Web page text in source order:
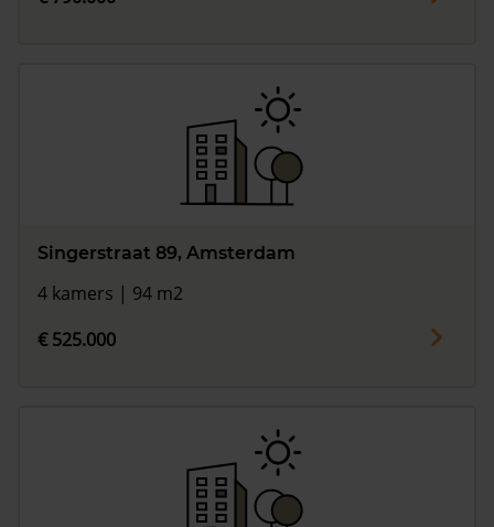
Singerstraat 89, Amsterdam
4 kamers | 94 m2
€ 525.000